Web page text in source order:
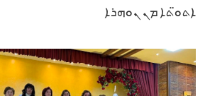
ܐܬܘ̈ܬܐ ܡܢ ܢܘܗܪܐ